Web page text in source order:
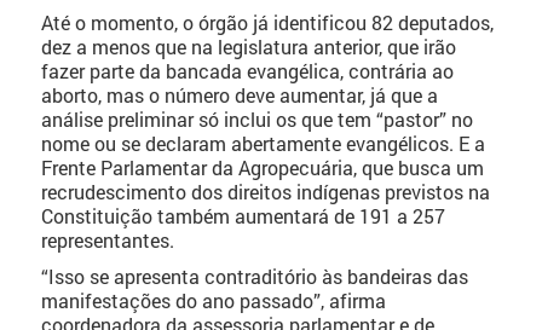
Até o momento, o órgão já identificou 82 deputados,
dez a menos que na legislatura anterior, que irão
fazer parte da bancada evangélica, contrária ao
aborto, mas o número deve aumentar, já que a
análise preliminar só inclui os que tem “pastor” no
nome ou se declaram abertamente evangélicos. E a
Frente Parlamentar da Agropecuária, que busca um
recrudescimento dos direitos indígenas previstos na
Constituição também aumentará de 191 a 257
representantes.
“Isso se apresenta contraditório às bandeiras das
manifestações do ano passado”, afirma
coordenadora da assessoria parlamentar e de